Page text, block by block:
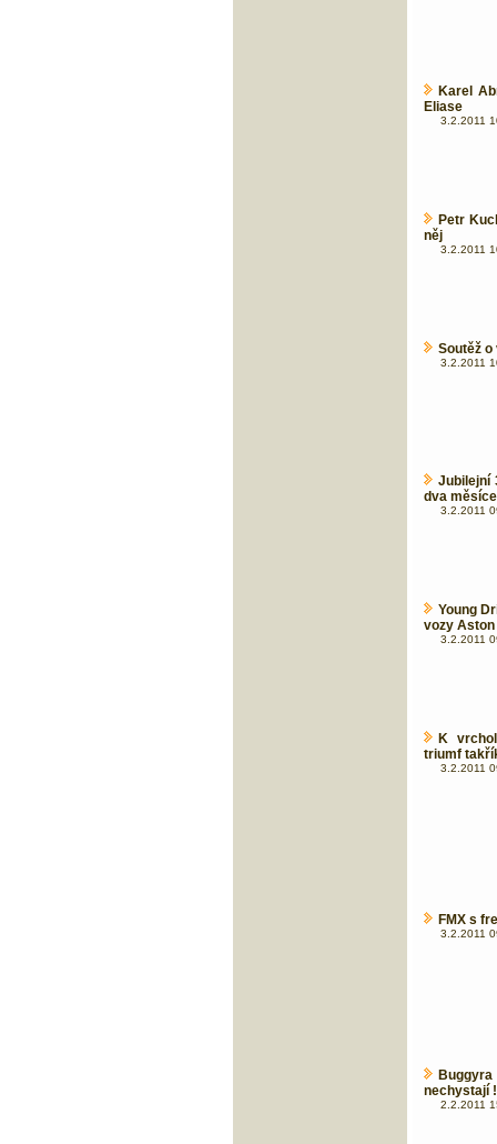
Karel
Eliase
3.2.2011
Petr
něj
3.2.2011
Soutěž
3.2.2011
Jubilejní
dva měsíce
3.2.2011
Young
vozy
3.2.2011
K
triumf
3.2.2011
FMX s
3.2.2011
nechystají !
2.2.2011